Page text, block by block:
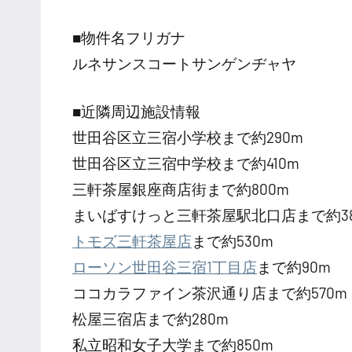
■物件名フリガナ
ルネサンスコートサンゲンヂャヤ
■近隣周辺施設情報
世田谷区立三宿小学校まで約290m
世田谷区立三宿中学校まで約410m
三軒茶屋銀座商店街まで約800m
まいばすけっと三軒茶屋駅北口店まで約
トモズ三軒茶屋店まで約530m
ローソン世田谷三宿1丁目店まで約90m
ココカラファイン茶沢通り店まで約570m
松屋三宿店まで約280m
私立昭和女子大学まで約850m